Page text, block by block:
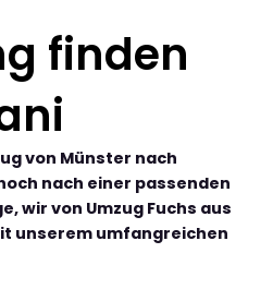
finden
von Münster nach
nach einer passenden
wir von Umzug Fuchs aus
unserem umfangreichen